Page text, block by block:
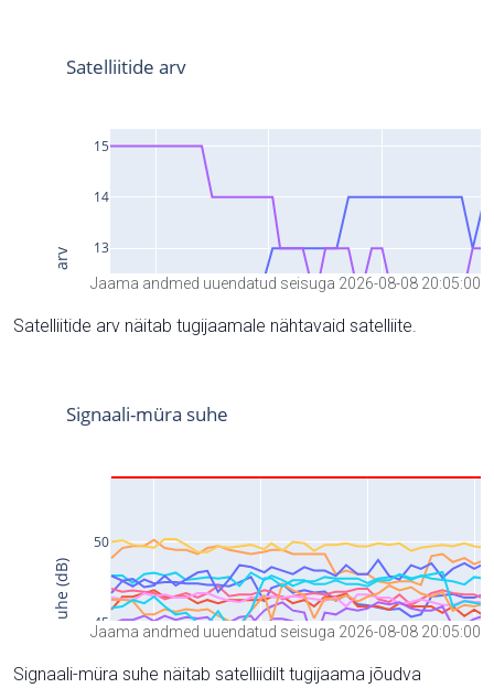
Jaama andmed uuendatud seisuga 2026-08-08 20:05:00
Satelliitide arv näitab tugijaamale nähtavaid satelliite.
Jaama andmed uuendatud seisuga 2026-08-08 20:05:00
Signaali-müra suhe näitab satelliidilt tugijaama jõudva